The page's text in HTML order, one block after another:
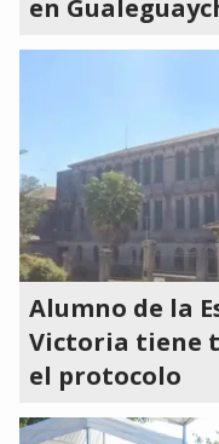
en
Alumno de la
Victoria tiene
el protocolo